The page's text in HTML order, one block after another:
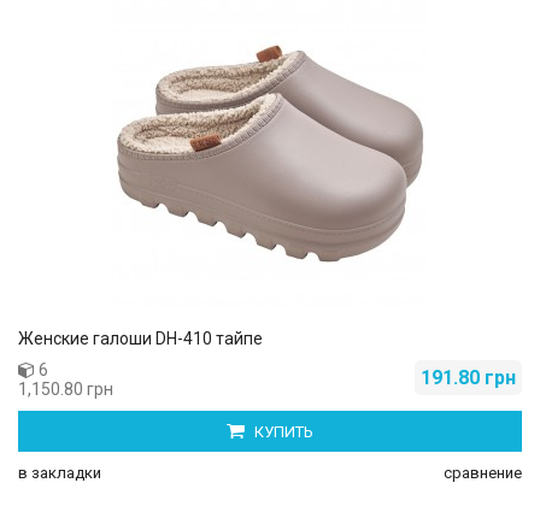
Женские галоши DH-410 тайпе
191.80 грн
6
1,150.80 грн
КУПИТЬ
в закладки сравнение